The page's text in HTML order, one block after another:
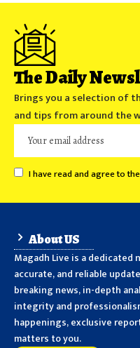
The Daily
Brings you a selection of
and tips from around the
I have read and agree to
About US
Magadh Live is a
accurate, and reliable
breaking news, in-depth
integrity and
happenings, exclusive
matters to you.